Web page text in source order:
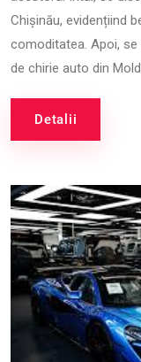
Chișinău, evidențiind
comoditatea. Apoi,
de chirie auto din
Detalii